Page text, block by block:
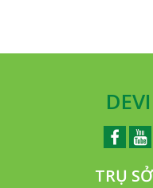
TRỤ